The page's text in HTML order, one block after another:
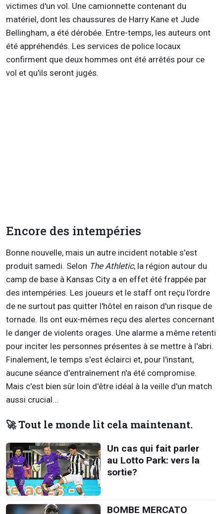
victimes d'un vol. Une camionnette contenant du
matériel, dont les chaussures de Harry Kane et Jude
Bellingham, a été dérobée. Entre-temps, les auteurs ont
été appréhendés. Les services de police locaux
confirment que deux hommes ont été arrêtés pour ce
vol et qu'ils seront jugés.
Encore des intempéries
Bonne nouvelle, mais un autre incident notable s'est
produit samedi. Selon The Athletic, la région autour du
camp de base à Kansas City a en effet été frappée par
des intempéries. Les joueurs et le staff ont reçu l'ordre
de ne surtout pas quitter l'hôtel en raison d'un risque de
tornade. Ils ont eux-mêmes reçu des alertes concernant
le danger de violents orages. Une alarme a même retenti
pour inciter les personnes présentes à se mettre à l'abri.
Finalement, le temps s'est éclairci et, pour l'instant,
aucune séance d'entraînement n'a été compromise.
Mais c'est bien sûr loin d'être idéal à la veille d'un match
aussi crucial...
🚀 Tout le monde lit cela maintenant.
Un cas qui fait parler
au Lotto Park: vers la
sortie?
BOMBE MERCATO